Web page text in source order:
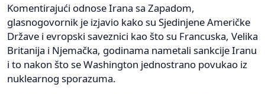
Komentirajući odnose Irana sa Zapadom,
glasnogovornik je izjavio kako su Sjedinjene Američke
Države i evropski saveznici kao što su Francuska, Velika
Britanija i Njemačka, godinama nametali sankcije Iranu
i to nakon što se Washington jednostrano povukao iz
nuklearnog sporazuma.